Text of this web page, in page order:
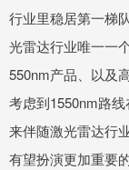
行业里稳居第一梯
光雷达行业唯一一
550nm产品、以及
考虑到1550nm路
来伴随激光雷达行
有望扮演更加重要